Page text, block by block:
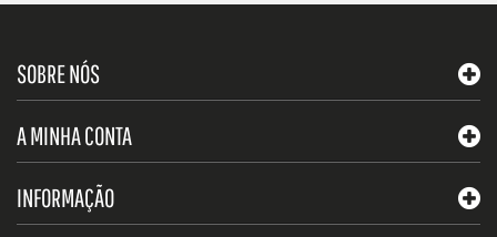
SOBRE NÓS
A MINHA CONTA
INFORMAÇÃO